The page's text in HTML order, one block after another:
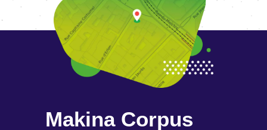
Makina Corpus